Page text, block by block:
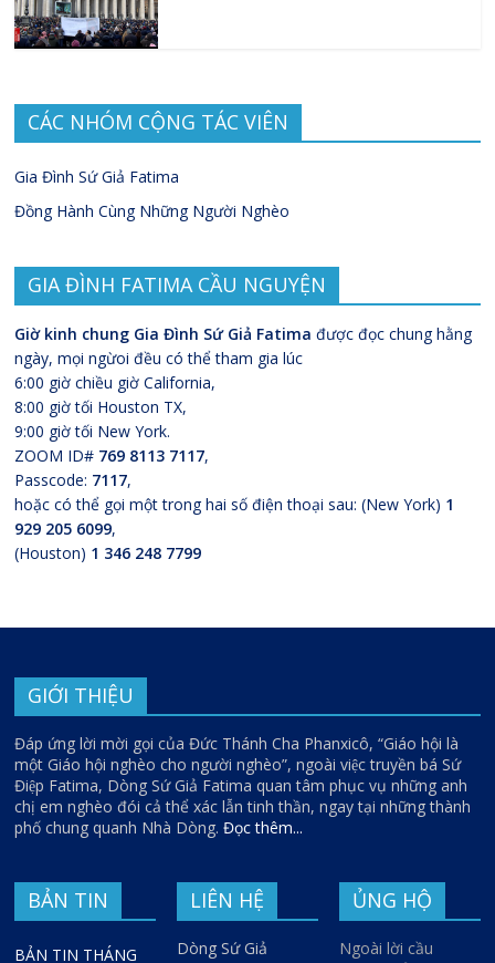
CÁC NHÓM CỘNG TÁC VIÊN
Gia Đình Sứ Giả Fatima
Đồng Hành Cùng Những Người Nghèo
GIA ĐÌNH FATIMA CẦU NGUYỆN
Giờ kinh chung Gia Đình Sứ Giả Fatima được đọc chung hằng
ngày, mọi ngừoi đều có thể tham gia lúc
6:00 giờ chiều giờ California,
8:00 giờ tối Houston TX,
9:00 giờ tối New York.
ZOOM ID# 769 8113 7117,
Passcode: 7117,
hoặc có thể gọi một trong hai số điện thoại sau: (New York) 1
929 205 6099,
(Houston) 1 346 248 7799
GIỚI THIỆU
Đáp ứng lời mời gọi của Đức Thánh Cha Phanxicô, “Giáo hội là
một Giáo hội nghèo cho người nghèo”, ngoài việc truyền bá Sứ
Điệp Fatima, Dòng Sứ Giả Fatima quan tâm phục vụ những anh
chị em nghèo đói cả thể xác lẫn tinh thần, ngay tại những thành
phố chung quanh Nhà Dòng.Đọc thêm...
BẢN TIN
BẢN TIN THÁNG
LIÊN HỆ
Dòng Sứ Giả
ỦNG HỘ
Ngoài lời cầu